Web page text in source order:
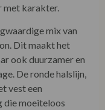
met karakter.
mix van
Dit maakt het
ook duurzamer en
De ronde halslijn,
vest een
die moeiteloos